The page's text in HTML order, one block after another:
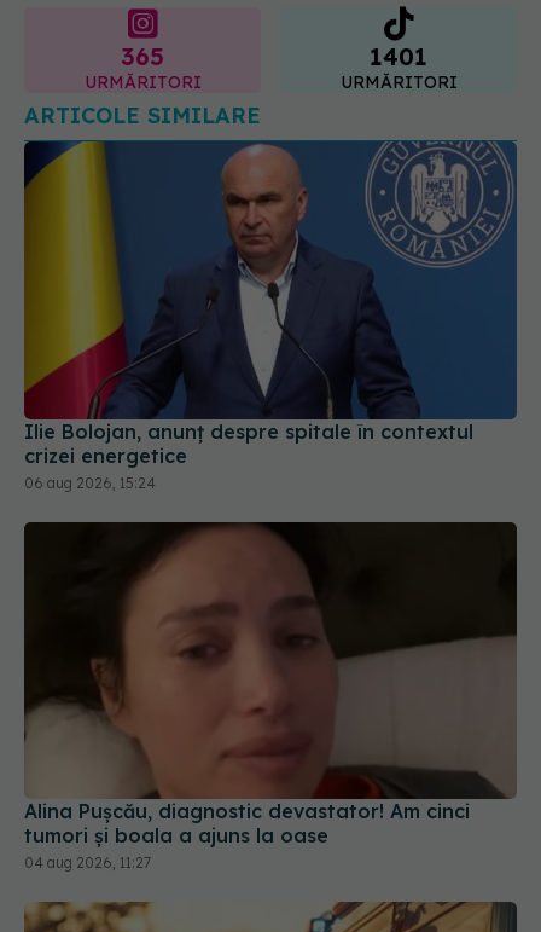
365
URMĂRITORI
1401
URMĂRITORI
ARTICOLE SIMILARE
Ilie Bolojan, anunț despre spitale în contextul
crizei energetice
06 aug 2026, 15:24
Alina Pușcău, diagnostic devastator! Am cinci
tumori și boala a ajuns la oase
04 aug 2026, 11:27